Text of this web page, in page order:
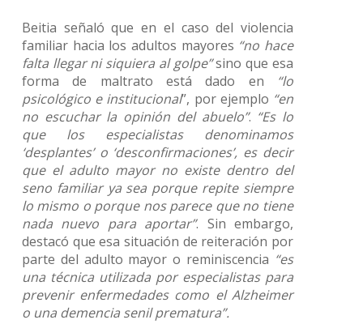
Beitia señaló que en el caso del violencia
familiar hacia los adultos mayores “no hace
falta llegar ni siquiera al golpe”sino que esa
forma de maltrato está dado en “lo
psicológico e institucional”, por ejemplo “en
no escuchar la opinión del abuelo”. “Es lo
que los especialistas denominamos
‘desplantes’ o ‘desconfirmaciones’, es decir
que el adulto mayor no existe dentro del
seno familiar ya sea porque repite siempre
lo mismo o porque nos parece que no tiene
nada nuevo para aportar”. Sin embargo,
destacó que esa situación de reiteración por
parte del adulto mayor o reminiscencia “es
una técnica utilizada por especialistas para
prevenir enfermedades como el Alzheimer
o una demencia senil prematura”.